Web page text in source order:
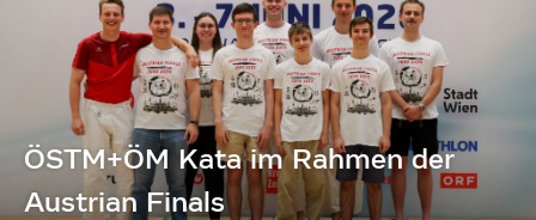
ÖSTM+ÖM Kata im Rahmen der
Austrian Finals